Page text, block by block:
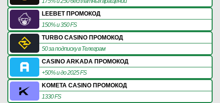
LEEBET ПРОМОКОД
150% и 350 FS
TURBO CASINO ПРОМОКОД
50 за подписку в Телеграм
CASINO ARKADA ПРОМОКОД
+50% и до 2025 FS
KOMETA CASINO ПРОМОКОД
1330 FS